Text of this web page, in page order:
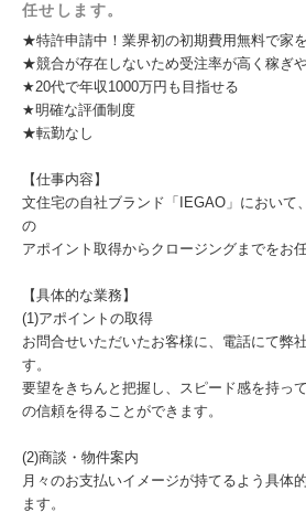
任せします。
★特許申請中！業界初の初期費用無料で家
★競合が存在しないため受注率が高く稼ぎ
★20代で年収1000万円も目指せる
★明確な評価制度
★転勤なし
【仕事内容】
文住宅の自社ブランド「IEGAO」において
の
アポイント取得からクロージングまでをお任
【具体的な業務】
(1)アポイントの取得
お問合せいただいたお客様に、電話にて弊
す。
要望をきちんと把握し、スピード感を持っ
の信頼を得ることができます。
(2)商談・物件案内
月々のお支払いイメージが持てるよう具体
ます。